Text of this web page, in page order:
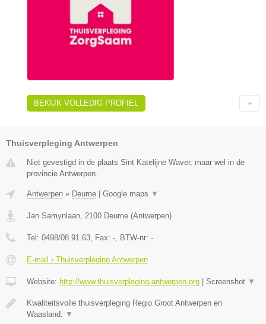
BEKIJK VOLLEDIG PROFIEL
Thuisverpleging Antwerpen
Niet gevestigd in de plaats Sint Katelijne Waver, maar wel in de
provincie Antwerpen.
Antwerpen » Deurne Google maps ▼
Jan Samynlaan 2100 Deurne (Antwerpen)
Tel: 0498/08.91.63 , Fax: - , BTW-nr: -
E-mail › Thuisverpleging Antwerpen
Website: http://www.thuisverpleging-antwerpen.org Screenshot ▼
Kwaliteitsvolle thuisverpleging Regio Groot Antwerpen en
Waasland.
▼